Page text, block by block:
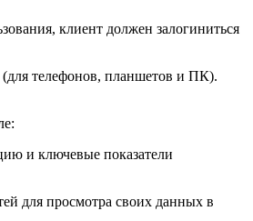
клиент должен залогиниться
телефонов, планшетов и ПК).
и ключевые показатели
для просмотра своих данных в